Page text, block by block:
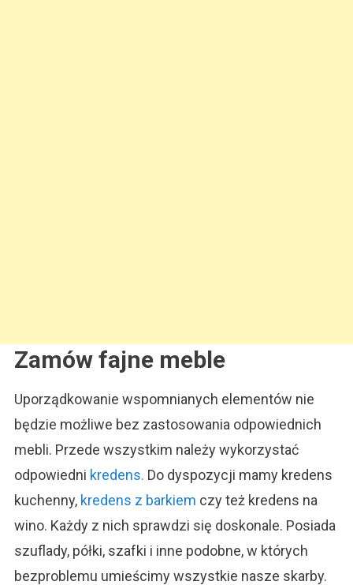
Zamów fajne meble
Uporządkowanie wspomnianych elementów nie
będzie możliwe bez zastosowania odpowiednich
mebli. Przede wszystkim należy wykorzystać
odpowiedni kredens. Do dyspozycji mamy kredens
kuchenny, kredens z barkiem czy też kredens na
wino. Każdy z nich sprawdzi się doskonale. Posiada
szuflady, półki, szafki i inne podobne, w których
bezproblemu umieścimy wszystkie nasze skarby.